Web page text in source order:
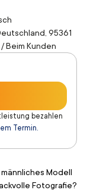
95361
Beim Kunden
bezahlen
Termin.
Modell
Fotografie?